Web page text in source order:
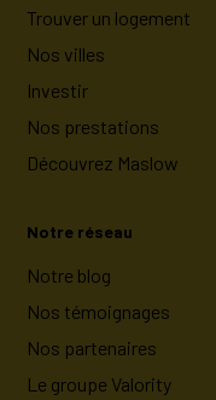
Trouver un logement
Nos villes
Investir
Nos prestations
Découvrez Maslow
Notre réseau
Notre blog
Nos témoignages
Nos partenaires
Le groupe Valority